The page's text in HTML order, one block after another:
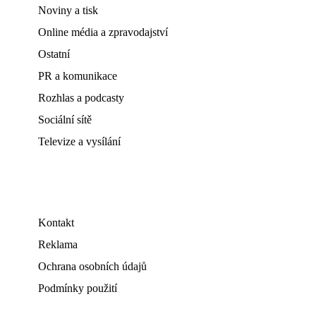
Noviny a tisk
Online média a zpravodajství
Ostatní
PR a komunikace
Rozhlas a podcasty
Sociální sítě
Televize a vysílání
Kontakt
Reklama
Ochrana osobních údajů
Podmínky použití